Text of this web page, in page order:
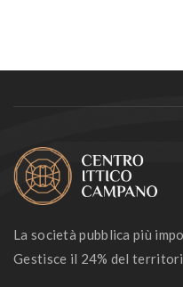
La società pubblica più
Gestisce il 24% del